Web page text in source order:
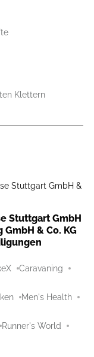
Klettern
Stuttgart GmbH &
Stuttgart GmbH
& Co. KG
Caravaning
Men's Health
Runner's World